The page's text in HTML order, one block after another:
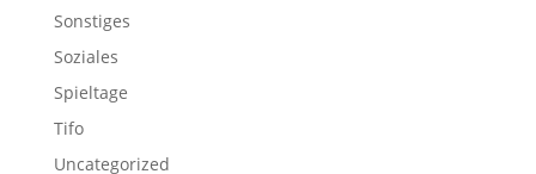
Sonstiges
Soziales
Spieltage
Tifo
Uncategorized